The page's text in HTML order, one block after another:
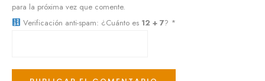
para la próxima vez que comente.
Verificación anti-spam: ¿Cuánto es 12 + 7? *